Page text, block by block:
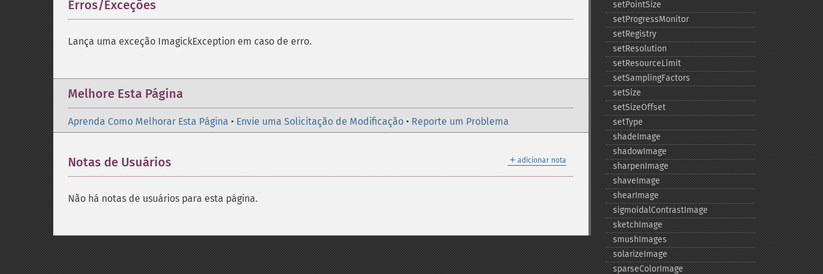
Erros/Exceções
Lança uma exceção ImagickException em caso de erro.
Melhore Esta Página
Aprenda Como Melhorar Esta Página • Envie uma Solicitação de Modificação • Reporte um Problema
＋ adicionar nota
Notas de Usuários
Não há notas de usuários para esta página.
setPointSize
setProgressMonitor
setRegistry
setResolution
setResourceLimit
setSamplingFactors
setSize
setSizeOffset
setType
shadeImage
shadowImage
sharpenImage
shaveImage
shearImage
sigmoidalContrastImage
sketchImage
smushImages
solarizeImage
sparseColorImage